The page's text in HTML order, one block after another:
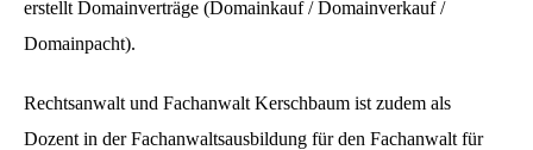
erstellt Domainverträge (Domainkauf / Domainverkauf /
Domainpacht).
Rechtsanwalt und Fachanwalt Kerschbaum ist zudem als
Dozent in der Fachanwaltsausbildung für den Fachanwalt für